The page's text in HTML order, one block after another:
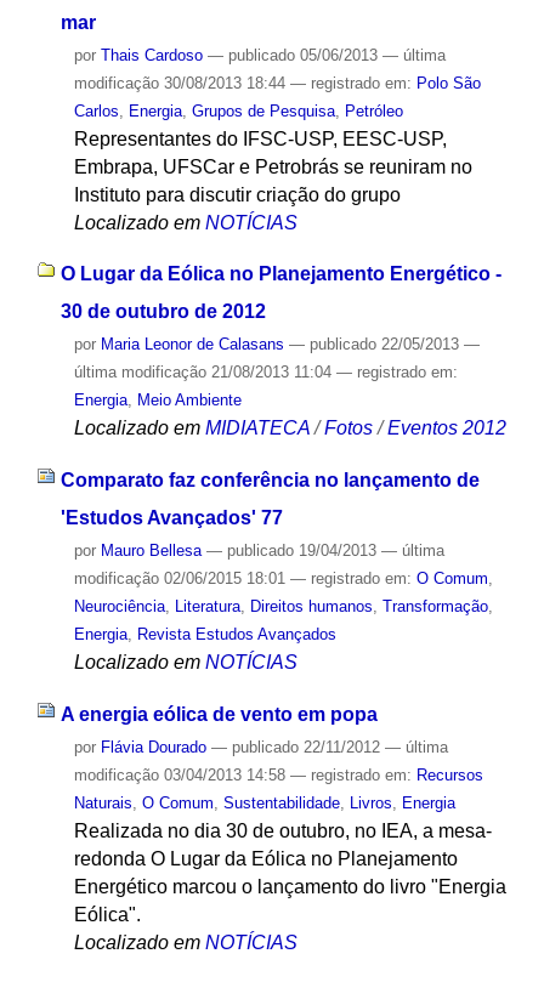
mar
por Thais Cardoso — publicado05/06/2013 — última
modificação30/08/2013 18:44 — registrado em: Polo São
Carlos
Energia, Grupos de Pesquisa, Petróleo
Representantes do IFSC-USP, EESC-USP,
Embrapa, UFSCar e Petrobrás se reuniram no
Instituto para discutir criação do grupo
Localizado em NOTÍCIAS
O Lugar da Eólica no Planejamento Energético -
30 de outubro de 2012
por Maria Leonor de Calasans — publicado22/05/2013 —
última modificação21/08/2013 11:04 — registrado em:
Energia, Meio Ambiente
Localizado em MIDIATECA /Fotos /Eventos 2012
Comparato faz conferência no lançamento de
'Estudos Avançados' 77
por Mauro Bellesa — publicado19/04/2013 — última
modificação02/06/2015 18:01 — registrado em: O Comum,
Neurociência, Literatura, Direitos humanos, Transformação,
Energia, Revista Estudos Avançados
Localizado em NOTÍCIAS
A energia eólica de vento em popa
por Flávia Dourado — publicado22/11/2012 — última
modificação03/04/2013 14:58 — registrado em: Recursos
Naturais O Comum Sustentabilidade, Livros Energia
Realizada no dia 30 de outubro, no IEA, a mesa-
redonda O Lugar da Eólica no Planejamento
Energético marcou o lançamento do livro "Energia
Eólica".
Localizado em NOTÍCIAS